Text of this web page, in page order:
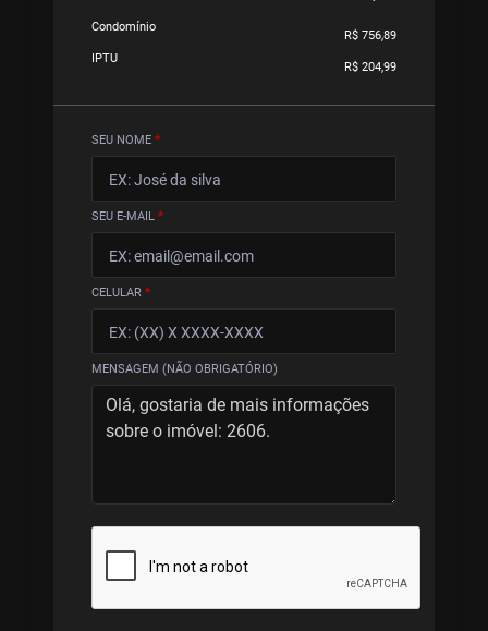
Condomínio
R$ 756,89
IPTU
R$ 204,99
SEU NOME *
SEU E-MAIL *
CELULAR *
MENSAGEM (NÃO OBRIGATÓRIO)